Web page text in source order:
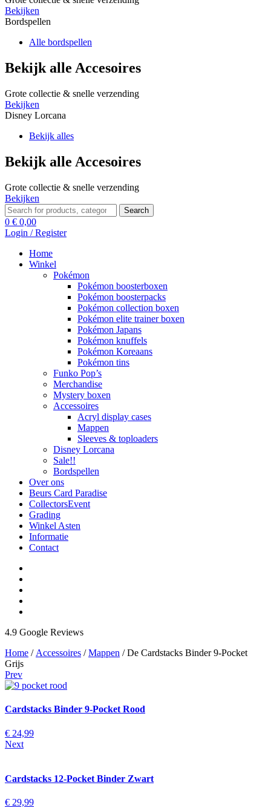
Bekijken
Bordspellen
Alle bordspellen
Bekijk alle Accesoires
Grote collectie & snelle verzending
Bekijken
Disney Lorcana
Bekijk alles
Bekijk alle Accesoires
Grote collectie & snelle verzending
Bekijken
Search
for:
Search
0 € 0,00
Login / Register
Home
Winkel
Pokémon
Pokémon boosterboxen
Pokémon boosterpacks
Pokémon collection boxen
Pokémon elite trainer boxen
Pokémon Japans
Pokémon knuffels
Pokémon Koreaans
Pokémon tins
Funko Pop’s
Merchandise
Mystery boxen
Accessoires
Acryl display cases
Mappen
Sleeves & toploaders
Disney Lorcana
Sale!!
Bordspellen
Over ons
Beurs Card Paradise
CollectorsEvent
Grading
Winkel Asten
Informatie
Contact
4.9 Google Reviews
Home / Accessoires /Mappen / De Cardstacks Binder 9-Pocket
Grijs
Prev
Cardstacks Binder 9-Pocket Rood
€ 24,99
Next
Cardstacks 12-Pocket Binder Zwart
€ 29,99